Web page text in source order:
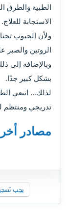
الطبية والطرق
الاستجابة للعلاج.
ولأن الحبوب
الروتين والصبر
وبالإضافة إلى
بشكل كبير جدًا.
لذلك… اتبعي
تدريجي ومنتظم
مصادر
يجب